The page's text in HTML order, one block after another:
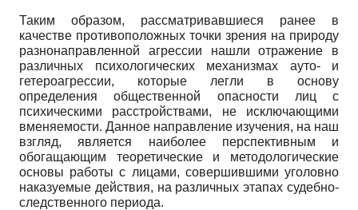
Таким образом, рассматривавшиеся ранее в
качестве противоположных точки зрения на природу
разнонаправленной агрессии нашли отражение в
различных психологических механизмах ауто- и
гетероагрессии, которые легли в основу
определения общественной опасности лиц с
психическими расстройствами, не исключающими
вменяемости. Данное направление изучения, на наш
взгляд, является наиболее перспективным и
обогащающим теоретические и методологические
основы работы с лицами, совершившими уголовно
наказуемые действия, на различных этапах судебно-
следственного периода.